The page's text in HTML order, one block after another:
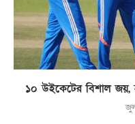
১০ উইকেটের বিশাল